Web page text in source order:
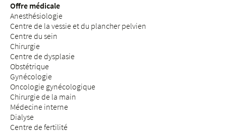
Offre médicale
Anesthésiologie
Centre de la vessie et du plancher pelvien
Centre du sein
Chirurgie
Centre de dysplasie
Obstétrique
Gynécologie
Oncologie gynécologique
Chirurgie de la main
Médecine interne
Dialyse
Centre de fertilité